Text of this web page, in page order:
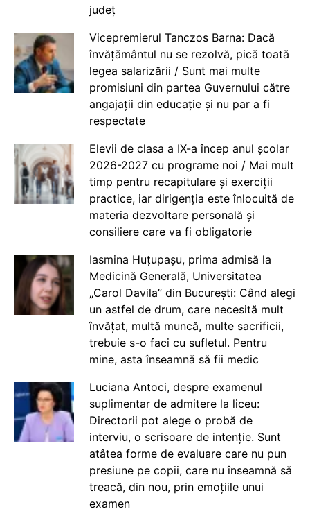
județ
Vicepremierul Tanczos Barna: Dacă
învățământul nu se rezolvă, pică toată
legea salarizării / Sunt mai multe
promisiuni din partea Guvernului către
angajații din educație și nu par a fi
respectate
Elevii de clasa a IX-a încep anul școlar
2026-2027 cu programe noi / Mai mult
timp pentru recapitulare și exerciții
practice, iar dirigenția este înlocuită de
materia dezvoltare personală și
consiliere care va fi obligatorie
Iasmina Huțupașu, prima admisă la
Medicină Generală, Universitatea
„Carol Davila” din București: Când alegi
un astfel de drum, care necesită mult
învățat, multă muncă, multe sacrificii,
trebuie s-o faci cu sufletul. Pentru
mine, asta înseamnă să fii medic
Luciana Antoci, despre examenul
suplimentar de admitere la liceu:
Directorii pot alege o probă de
interviu, o scrisoare de intenție. Sunt
atâtea forme de evaluare care nu pun
presiune pe copii, care nu înseamnă să
treacă, din nou, prin emoțiile unui
examen